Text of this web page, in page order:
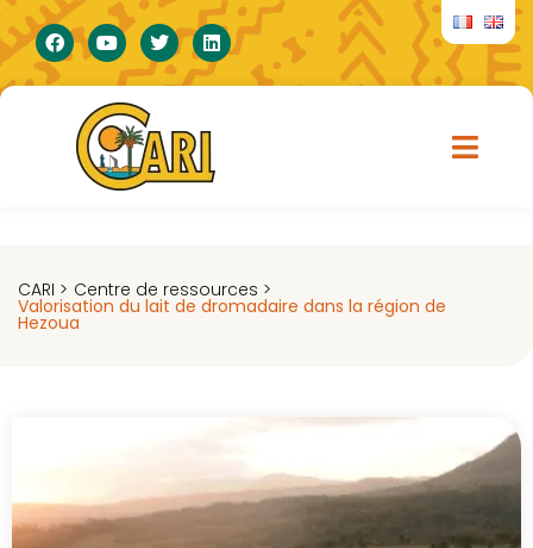
CARI > Centre de ressources >
Valorisation du lait de dromadaire dans la région de
Hezoua